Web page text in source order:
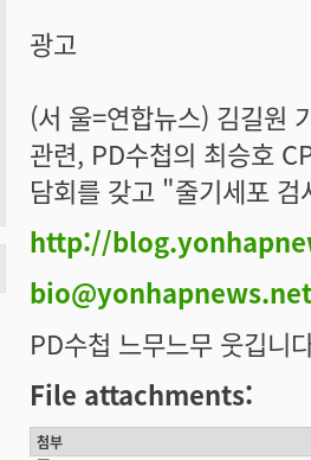
광고
(서 울=연합뉴스) 김길원
관련, PD수첩의 최승호
담회를 갖고 "줄기세포
http://
bio@yonhapnews.net
PD수첩 느무느무 웃깁니
File attachments:
첨부